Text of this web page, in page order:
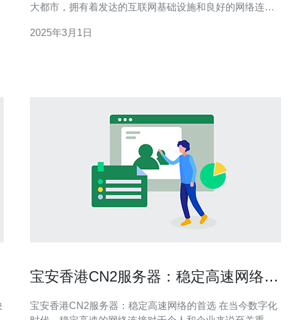
大都市，拥有着发达的互联网基础设施和良好的网络连
而在众多香港服务器中，CN2专线服务器被广泛认为是最
2025年3月1日
宝安香港CN2服务器：稳定高速网络的
宝安香港CN2服务器：稳定高速网络的首选 在当今数字化